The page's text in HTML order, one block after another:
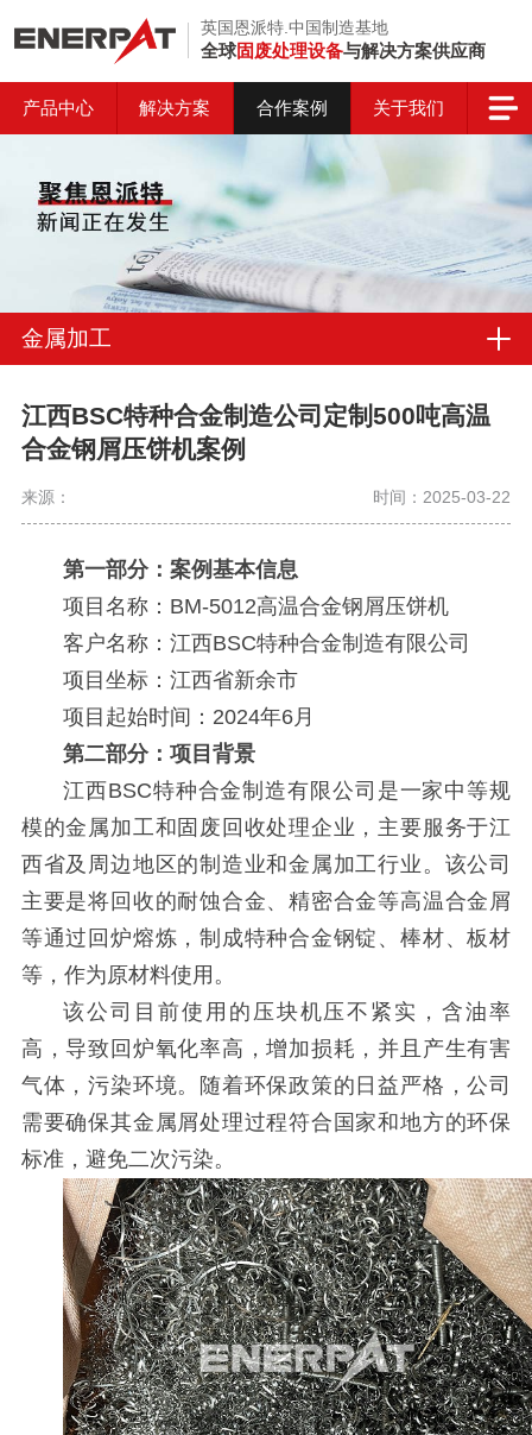
英国恩派特.中国制造基地
全球固废处理设备与解决方案供应商
产品中心 解决方案 合作案例 关于我们
金属加工
江西BSC特种合金制造公司定制500吨高温
合金钢屑压饼机案例
来源： 时间：2025-03-22
第一部分：案例基本信息
项目名称：BM-5012高温合金钢屑压饼机
客户名称：江西BSC特种合金制造有限公司
项目坐标：江西省新余市
项目起始时间：2024年6月
第二部分：项目背景
江西BSC特种合金制造有限公司是一家中等规
模的金属加工和固废回收处理企业，主要服务于江
西省及周边地区的制造业和金属加工行业。该公司
主要是将回收的耐蚀合金、精密合金等高温合金屑
等通过回炉熔炼，制成特种合金钢锭、棒材、板材
等，作为原材料使用。
该公司目前使用的压块机压不紧实，含油率
高，导致回炉氧化率高，增加损耗，并且产生有害
气体，污染环境。随着环保政策的日益严格，公司
需要确保其金属屑处理过程符合国家和地方的环保
标准，避免二次污染。